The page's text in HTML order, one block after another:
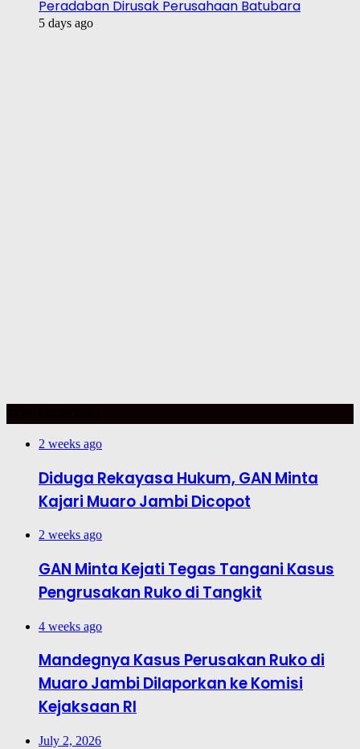
Peradaban Dirusak Perusahaan Batubara
5 days ago
2 weeks ago
Diduga Rekayasa Hukum, GAN Minta
Kajari Muaro Jambi Dicopot
2 weeks ago
GAN Minta Kejati Tegas Tangani Kasus
Pengrusakan Ruko di Tangkit
4 weeks ago
Mandegnya Kasus Perusakan Ruko di
Muaro Jambi Dilaporkan ke Komisi
Kejaksaan RI
July 2, 2026